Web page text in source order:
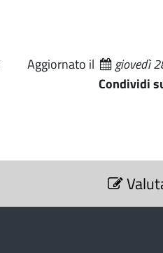
Aggiornato il
giovedì
Condividi